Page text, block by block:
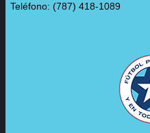
Teléfono: (787) 418-1089